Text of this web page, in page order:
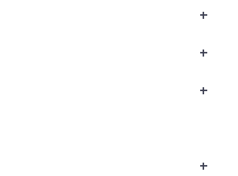
+
+
+
+